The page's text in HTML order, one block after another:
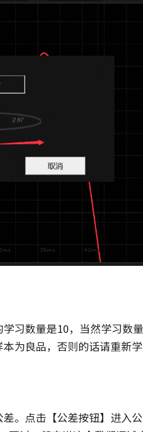
习数量是10，当然学习数
为良品，否则的话请重新学
。点击【公差按钮】进入